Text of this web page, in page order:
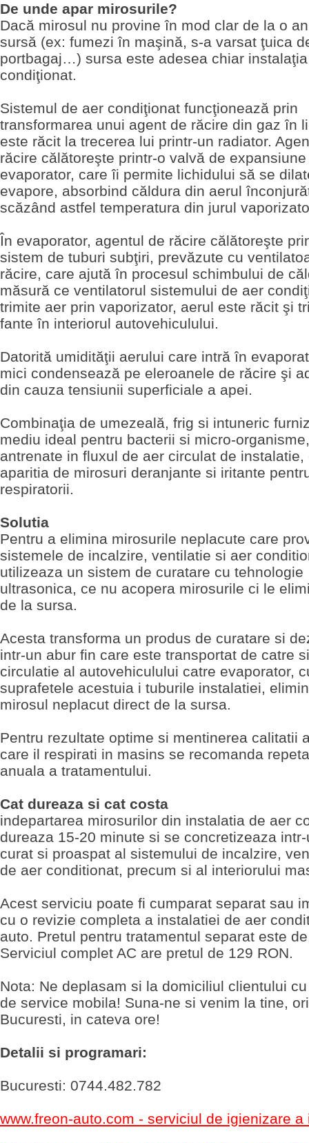
De unde apar mirosurile?
Dacă mirosul nu provine în mod clar de la o
sursă (ex: fumezi în maşină, s-a varsat ţuica
portbagaj…) sursa este adesea chiar
condiţionat.
Sistemul de aer condiţionat funcţionează prin
transformarea unui agent de răcire din gaz în
este răcit la trecerea lui printr-un radiator.
răcire călătoreşte printr-o valvă de
evaporator, care îi permite lichidului să se
evapore, absorbind căldura din aerul
scăzând astfel temperatura din jurul
În evaporator, agentul de răcire călătoreşte
sistem de tuburi subţiri, prevăzute cu
răcire, care ajută în procesul schimbului de
măsură ce ventilatorul sistemului de aer
trimite aer prin vaporizator, aerul este răcit şi
fante în interiorul autovehiculului.
Datorită umidităţii aerului care intră în
mici condensează pe eleroanele de răcire şi
din cauza tensiunii superficiale a apei.
Combinaţia de umezeală, frig si intuneric
mediu ideal pentru bacterii si micro-
antrenate in fluxul de aer circulat de instalatie,
aparitia de mirosuri deranjante si iritante
respiratorii.
Solutia
Pentru a elimina mirosurile neplacute care
sistemele de incalzire, ventilatie si aer
utilizeaza un sistem de curatare cu tehnologie
ultrasonica, ce nu acopera mirosurile ci le
de la sursa.
Acesta transforma un produs de curatare si
intr-un abur fin care este transportat de catre
circulatie al autovehiculului catre evaporator,
suprafetele acestuia i tuburile instalatiei,
mirosul neplacut direct de la sursa.
Pentru rezultate optime si mentinerea calitatii
care il respirati in masins se recomanda
anuala a tratamentului.
Cat dureaza si cat costa
indepartarea mirosurilor din instalatia de aer
dureaza 15-20 minute si se concretizeaza
curat si proaspat al sistemului de incalzire,
de aer conditionat, precum si al interiorului
Acest serviciu poate fi cumparat separat sau
cu o revizie completa a instalatiei de aer
auto. Pretul pentru tratamentul separat este
Serviciul complet AC are pretul de 129 RON.
Nota: Ne deplasam si la domiciliul clientului
de service mobila! Suna-ne si venim la tine,
Bucuresti, in cateva ore!
Detalii si programari:
Bucuresti: 0744.482.782
www.freon-auto.com - serviciul de igienizare a